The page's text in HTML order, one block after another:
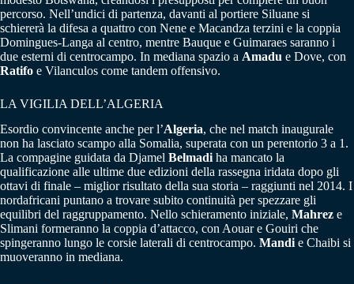
percorso. Nell’undici di partenza, davanti al portiere Siluane si
schiererà la difesa a quattro con Nene e Macandza terzini e la coppia
Domingues-Langa al centro, mentre Bauque e Guimaraes saranno i
due esterni di centrocampo. In mediana spazio a Amadu e Dove, con
Ratifo e Vilanculos come tandem offensivo.
LA VIGILIA DELL’ALGERIA
Esordio convincente anche per l’Algeria, che nel match inaugurale
non ha lasciato scampo alla Somalia, superata con un perentorio 3 a 1.
La compagine guidata da Djamel Belmadi ha mancato la
qualificazione alle ultime due edizioni della rassegna iridata dopo gli
ottavi di finale – miglior risultato della sua storia – raggiunti nel 2014. I
nordafricani puntano a trovare subito continuità per spezzare gli
equilibri del raggruppamento. Nello schieramento iniziale, Mahrez e
Slimani formeranno la coppia d’attacco, con Aouar e Gouiri che
spingeranno lungo le corsie laterali di centrocampo. Mandi e Chaibi si
muoveranno in mediana.